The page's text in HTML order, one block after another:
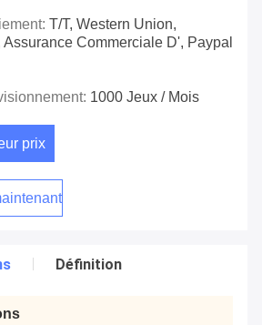
T/T, Western Union,
Commerciale D', Paypal
1000 Jeux / Mois
prix
Définition